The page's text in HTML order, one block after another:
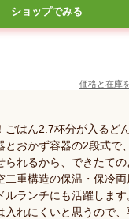
ショップでみる
価格と在庫
ごはん2.7杯分が入るど
とおかず容器の2段式で
られるから、できたて
二重構造の保温・保冷
ルランチにも活躍しま
入れにくいと思うので